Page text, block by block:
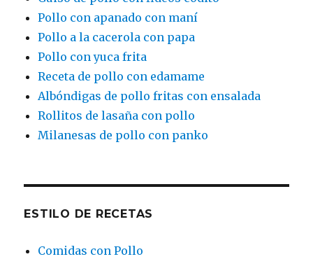
Pollo con apanado con maní
Pollo a la cacerola con papa
Pollo con yuca frita
Receta de pollo con edamame
Albóndigas de pollo fritas con ensalada
Rollitos de lasaña con pollo
Milanesas de pollo con panko
ESTILO DE RECETAS
Comidas con Pollo